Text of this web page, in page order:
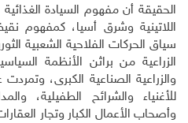
الحقيقة أن مفهوم السيادة
اللاتينية وشرق أسيا، كمفهوم
سياق الحركات الفلاحية الشعبية
الزراعية من براثن الأنظمة
والزراعية الصناعية الكبرى،
للأغنياء والشرائح الطفيلية،
وأصحاب الأعمال الكبار وتجار